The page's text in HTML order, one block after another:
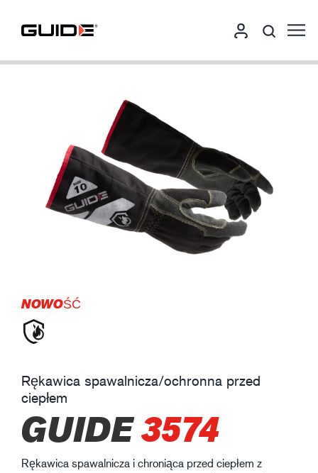
NOWOŚĆ
Rękawica spawalnicza/ochronna przed
ciepłem
GUIDE3574
Rękawica spawalnicza i chroniąca przed ciepłem z